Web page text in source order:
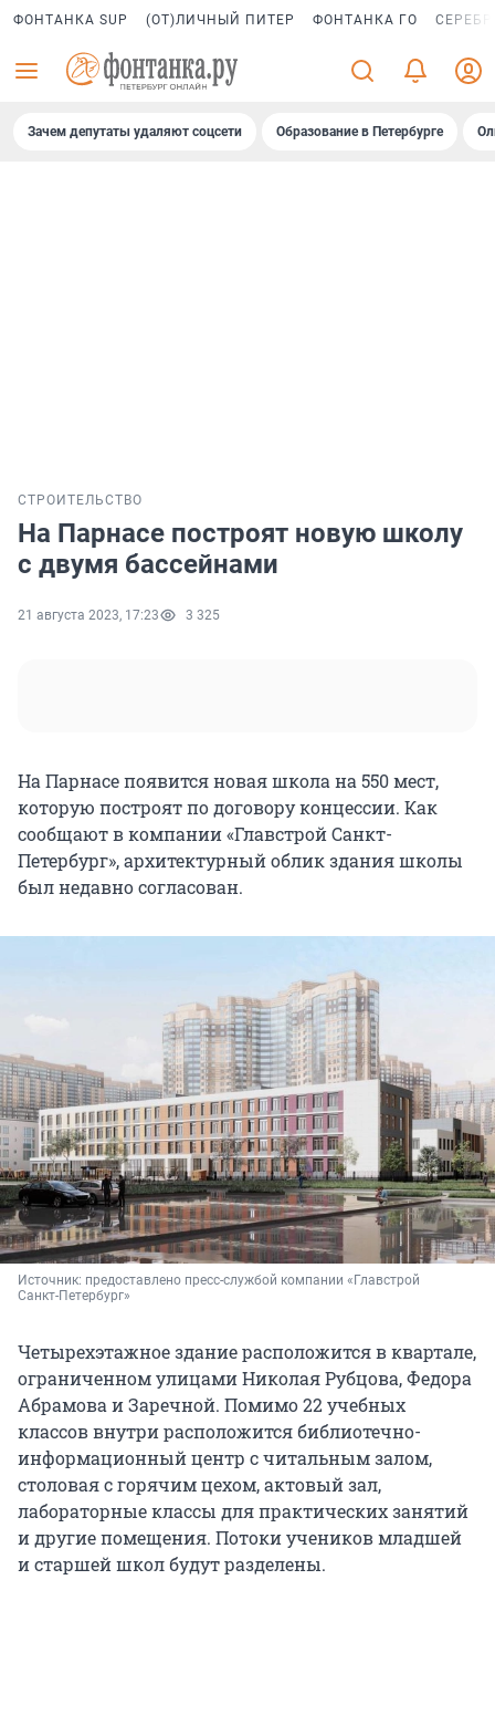
ФОНТАНКА SUP (ОТ)ЛИЧНЫЙ ПИТЕР ФОНТАНКА ГО
Зачем депутаты удаляют соцсети Образование в Петербурге
СТРОИТЕЛЬСТВО
На Парнасе построят новую школу
с двумя бассейнами
21 августа 2023, 17:23 3 325
На Парнасе появится новая школа на 550 мест,
которую построят по договору концессии. Как
сообщают в компании «Главстрой Санкт-
Петербург», архитектурный облик здания школы
был недавно согласован.
Источник: предоставлено пресс-службой компании «Главстрой
Санкт-Петербург»
Четырехэтажное здание расположится в квартале,
ограниченном улицами Николая Рубцова, Федора
Абрамова и Заречной. Помимо 22 учебных
классов внутри расположится библиотечно-
информационный центр с читальным залом,
столовая с горячим цехом, актовый зал,
лабораторные классы для практических занятий
и другие помещения. Потоки учеников младшей
и старшей школ будут разделены.